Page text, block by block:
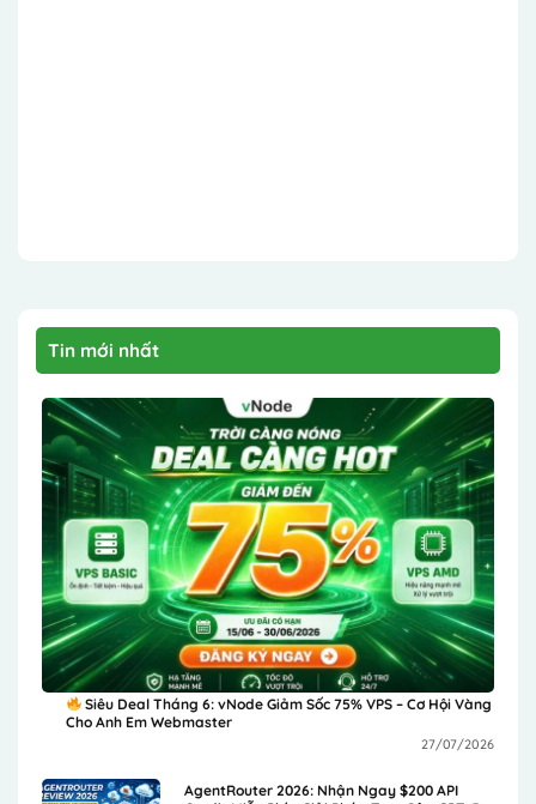
Tin mới nhất
Siêu Deal Tháng 6: vNode Giảm Sốc 75% VPS – Cơ Hội Vàng
Cho Anh Em Webmaster
27/07/2026
AgentRouter 2026: Nhận Ngay $200 API